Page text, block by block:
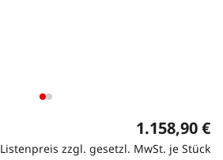
1.158,90 €
Listenpreis zzgl. gesetzl. MwSt. je Stück